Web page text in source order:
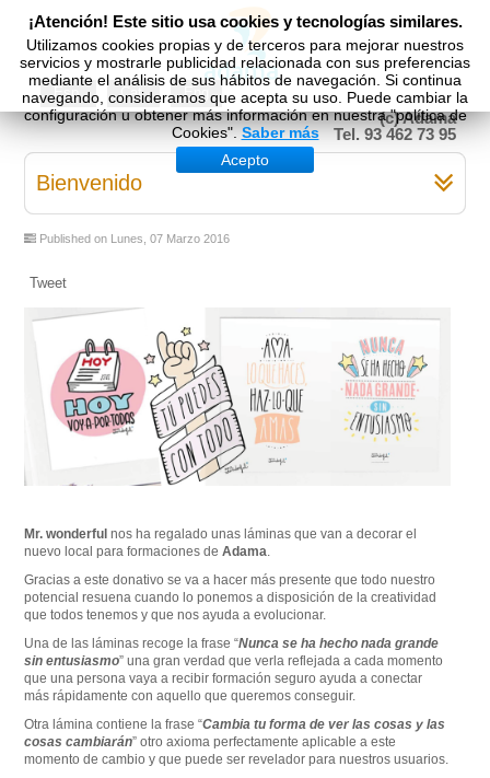
Esp Cat Eng
(c) Adama
Tel. 93 462 73 95
¡Atención! Este sitio usa cookies y tecnologías similares.
Utilizamos cookies propias y de terceros para mejorar nuestros
servicios y mostrarle publicidad relacionada con sus preferencias
mediante el análisis de sus hábitos de navegación. Si continua
navegando, consideramos que acepta su uso. Puede cambiar la
configuración u obtener más información en nuestra "política de
Cookies". Saber más
Acepto
Bienvenido
Published on Lunes, 07 Marzo 2016
Tweet
Mr. wonderful nos ha regalado unas láminas que van a decorar el
nuevo local para formaciones deAdama
Gracias a este donativo se va a hacer más presente que todo nuestro
potencial resuena cuando lo ponemos a disposición de la creatividad
que todos tenemos y que nos ayuda a evolucionar.
Una de las láminas recoge la frase “Nunca se ha hecho nada grande
sin entusiasmo” una gran verdad que verla reflejada a cada momento
que una persona vaya a recibir formación seguro ayuda a conectar
más rápidamente con aquello que queremos conseguir.
Otra lámina contiene la frase “Cambia tu forma de ver las cosas y las
cosas cambiarán” otro axioma perfectamente aplicable a este
momento de cambio y que puede ser revelador para nuestros usuarios.